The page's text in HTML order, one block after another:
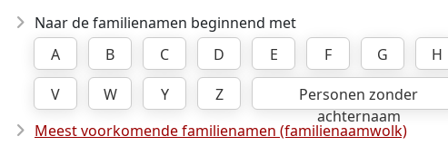
Naar de familienamen beginnend met
A
B C D E F G H
V
W Y Z
Personen zonder
achternaam
Meest voorkomende familienamen (familienaamwolk)